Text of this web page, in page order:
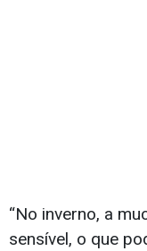
“No inverno, a
sensível, o que